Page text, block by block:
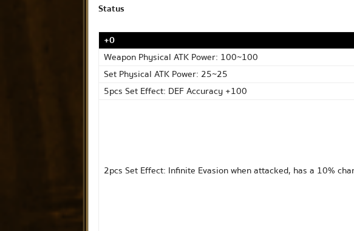
Status
+0
Weapon Physical ATK Power: 100~100
Set Physical ATK Power: 25~25
5pcs Set Effect: DEF Accuracy +100
2pcs Set Effect: Infinite Evasion when attacked, has a 10%